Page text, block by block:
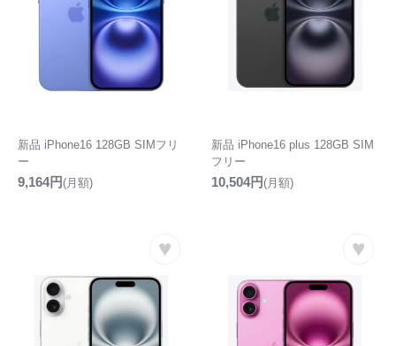
新品 iPhone16 128GB SIMフリ
ー
9,164円(月額)
新品 iPhone16 plus 128GB SIM
フリー
10,504円(月額)
♥ ♥